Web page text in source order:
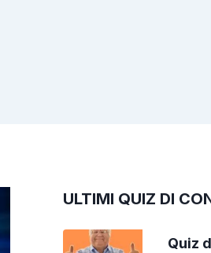
ULTIMI QUIZ DI
Quiz